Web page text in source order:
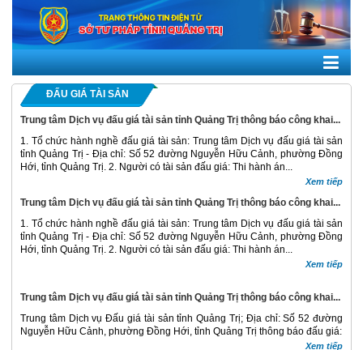
ĐẤU GIÁ TÀI SẢN
Trung tâm Dịch vụ đấu giá tài sản tỉnh Quảng Trị thông báo công khai...
1. Tổ chức hành nghề đấu giá tài sản: Trung tâm Dịch vụ đấu giá tài sản
tỉnh Quảng Trị - Địa chỉ: Số 52 đường Nguyễn Hữu Cảnh, phường Đồng
Hới, tỉnh Quảng Trị. 2. Người có tài sản đấu giá: Thi hành án...
Xem tiếp
Trung tâm Dịch vụ đấu giá tài sản tỉnh Quảng Trị thông báo công khai...
1. Tổ chức hành nghề đấu giá tài sản: Trung tâm Dịch vụ đấu giá tài sản
tỉnh Quảng Trị - Địa chỉ: Số 52 đường Nguyễn Hữu Cảnh, phường Đồng
Hới, tỉnh Quảng Trị. 2. Người có tài sản đấu giá: Thi hành án...
Xem tiếp
Trung tâm Dịch vụ đấu giá tài sản tỉnh Quảng Trị thông báo công khai...
Trung tâm Dịch vụ Đấu giá tài sản tỉnh Quảng Trị; Địa chỉ: Số 52 đường
Nguyễn Hữu Cảnh, phường Đồng Hới, tỉnh Quảng Trị thông báo đấu giá:
Xem tiếp